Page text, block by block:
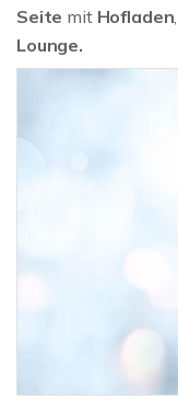
Seite mitHofladen
Lounge.